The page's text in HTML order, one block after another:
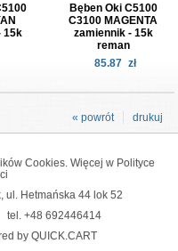
15k
Bęben Oki C5100
C3100 MAGENTA
zamiennik - 15k
reman
85.87 zł
drukuj
« powrót
Cookies. Więcej w Polityce
ul. Hetmańska 44 lok 52
tel. +48 692446414
by QUICK.CART